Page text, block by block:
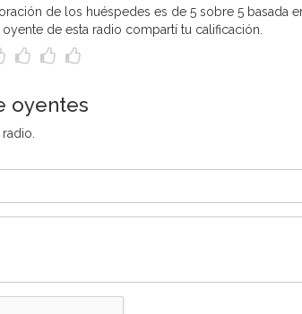
de los huéspedes es de 5 sobre 5 basada
oyente de esta radio compartí tu calificación.
oyentes